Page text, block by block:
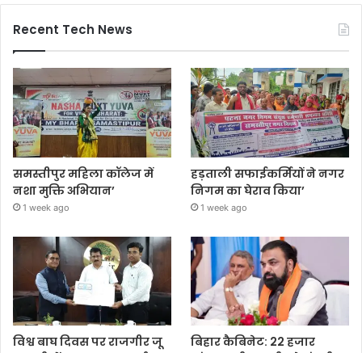
Recent Tech News
समस्तीपुर महिला कॉलेज में
नशा मुक्ति अभियान’
1 week ago
हड़ताली सफाईकर्मियों ने नगर
निगम का घेराव किया’
1 week ago
विश्व बाघ दिवस पर राजगीर जू
बिहार कैबिनेट: 22 हजार